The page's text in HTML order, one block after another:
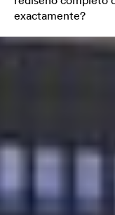
exactamente?